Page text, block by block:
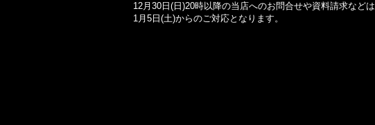
12月30日(日)20時以降の当店へのお問合せや資料請求などは
1月5日(土)からのご対応となります。